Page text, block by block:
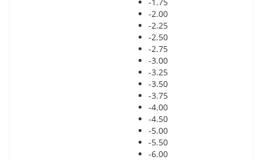
-2.00
-2.25
-2.50
-2.75
-3.00
-3.25
-3.50
-3.75
-4.00
-4.50
-5.00
-5.50
-6.00